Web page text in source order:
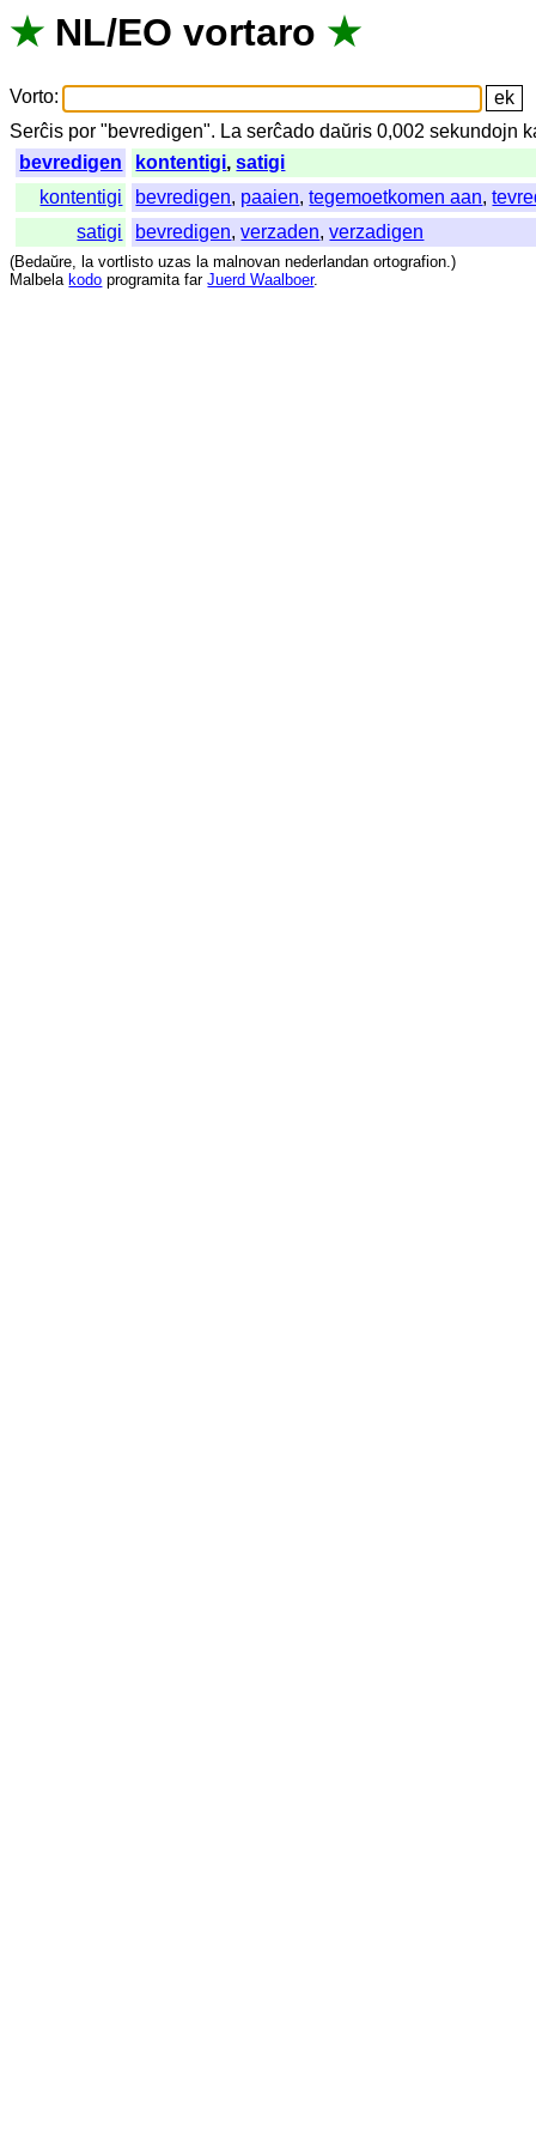
★ NL/EO vortaro ★
Vorto:
Serĉis por "bevredigen". La serĉado daŭris 0,002sekundojn
bevredigen
kontentigi,satigi
kontentigi
bevredigen, paaien,tegemoetkomen aan,
satigi
bevredigen,verzaden,verzadigen
(Bedaŭre, la vortlisto uzas la malnovan nederlandan ortografion.)
Malbela kodo programita far Juerd Waalboer.